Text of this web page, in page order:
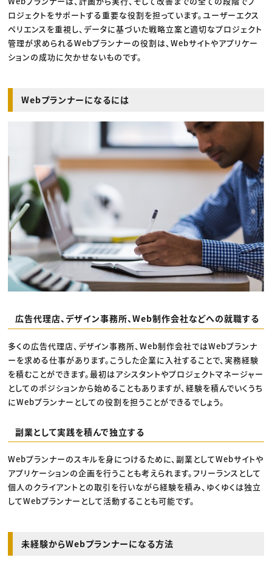
ロジェクトをサポートする重要な役割を担っています。ユーザーエクス
ペリエンスを重視し、データに基づいた戦略立案と適切なプロジェクト
管理が求められるWebプランナーの役割は、Webサイトやアプリケー
ションの成功に欠かせないものです。
Webプランナーになるには
広告代理店、デザイン事務所、Web制作会社などへの就職する
多くの広告代理店、デザイン事務所、Web制作会社ではWebプランナ
ーを求める仕事があります。こうした企業に入社することで、実務経験
を積むことができます。最初はアシスタントやプロジェクトマネージャー
としてのポジションから始めることもありますが、経験を積んでいくうち
にWebプランナーとしての役割を担うことができるでしょう。
副業として実践を積んで独立する
Webプランナーのスキルを身につけるために、副業としてWebサイトや
アプリケーションの企画を行うことも考えられます。フリーランスとして
個人のクライアントとの取引を行いながら経験を積み、ゆくゆくは独立
してWebプランナーとして活動することも可能です。
未経験からWebプランナーになる方法